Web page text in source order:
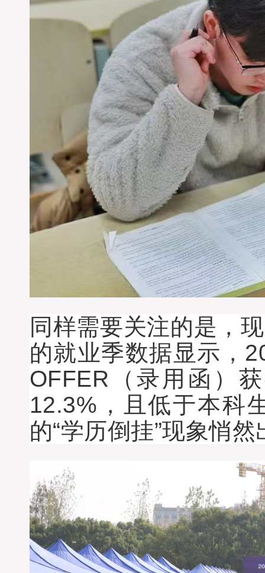
同样需要关注的是，
的就业季数据显示，
OFFER（录用函）
12.3%，且低于本科
的“学历倒挂”现象悄